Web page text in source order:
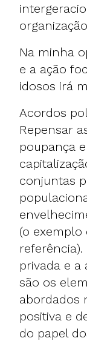
Na minha
e a ação
idosos irá
Acordos
Repensar
poupança
conjuntas
(o exemplo
privada e a
são os
abordados
positiva e
do papel